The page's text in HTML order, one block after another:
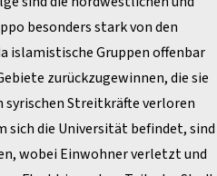
besonders stark von den
islamistische Gruppen offenbar
zurückzugewinnen, die sie
syrischen Streitkräfte verloren
sich die Universität befindet, sind
wobei Einwohner verletzt und